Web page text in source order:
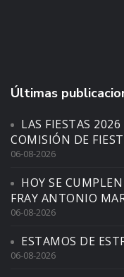
Últimas
LAS FIESTAS
COMISIÓN DE
06-08-2026
HOY SE
FRAY ANTONIO
06-08-2026
ESTAMOS DE
06-08-2026